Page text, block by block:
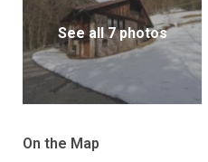
See all 7 photos
On the Map